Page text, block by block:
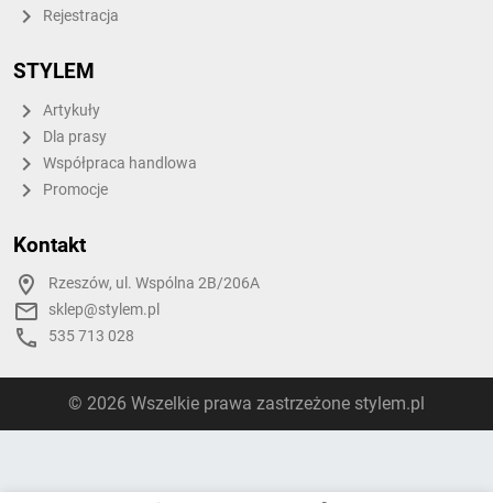
Rejestracja
STYLEM
Artykuły
Dla prasy
Współpraca handlowa
Promocje
Kontakt
Rzeszów, ul. Wspólna 2B/206A
sklep@stylem.pl
535 713 028
© 2026 Wszelkie prawa zastrzeżone stylem.pl